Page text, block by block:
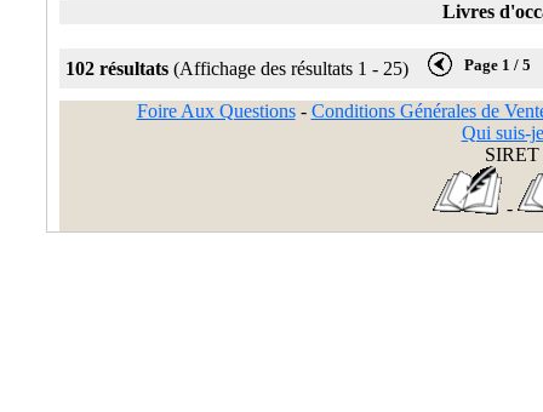
Livres
102 résultats (Affichage des résultats 1 - 25) Page 1 / 5
Foire Aux Questions- Conditions Générales de
Qui suis-
SIRET
-